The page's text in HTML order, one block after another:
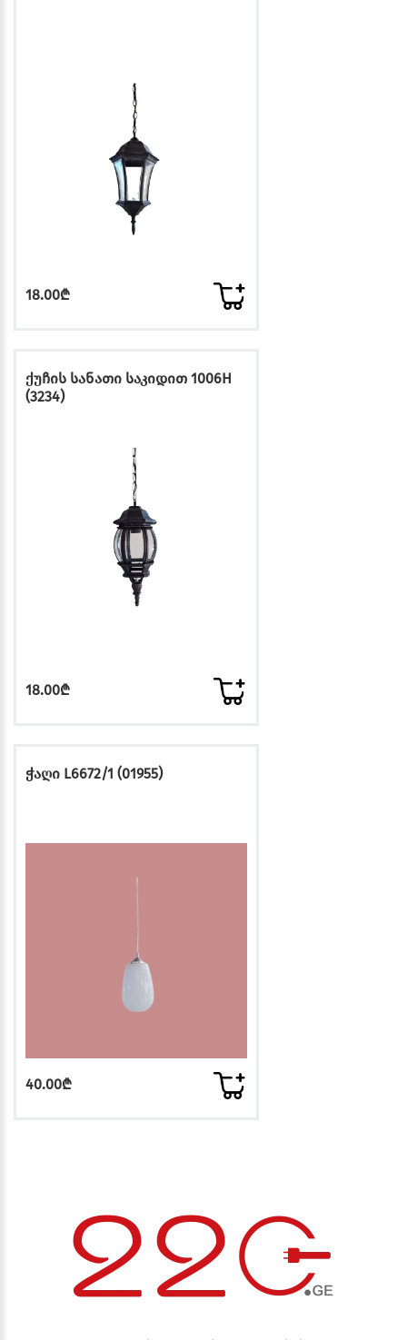
18.00₾
ქუჩის სანათი საკიდით 1006H
(3234)
18.00₾
ჭაღი L6672/1 (01955)
40.00₾